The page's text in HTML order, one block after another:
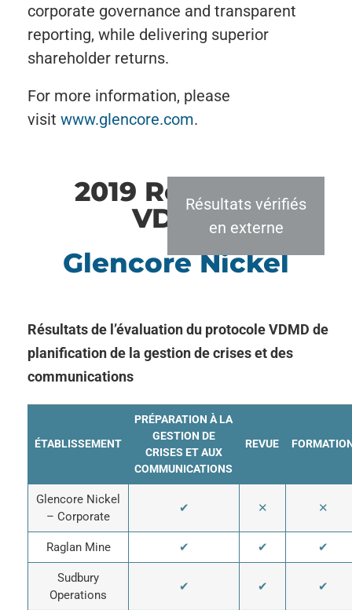
corporate governance and transparent
reporting, while delivering superior
shareholder returns.
For more information, please
visit www.glencore.com.
Résultats vérifiés
en externe
2019 Résultats
VDMD
Glencore Nickel
Résultats de l’évaluation du protocole VDMD de
planification de la gestion de crises et des
communications
ÉTABLISSEMENT
PRÉPARATION À LA
GESTION DE
CRISES ET AUX
COMMUNICATIONS
REVUE
Glencore Nickel
– Corporate
✔ ✕ ✕
Raglan Mine ✔ ✔ ✔
Sudbury
Operations
✔ ✔ ✔